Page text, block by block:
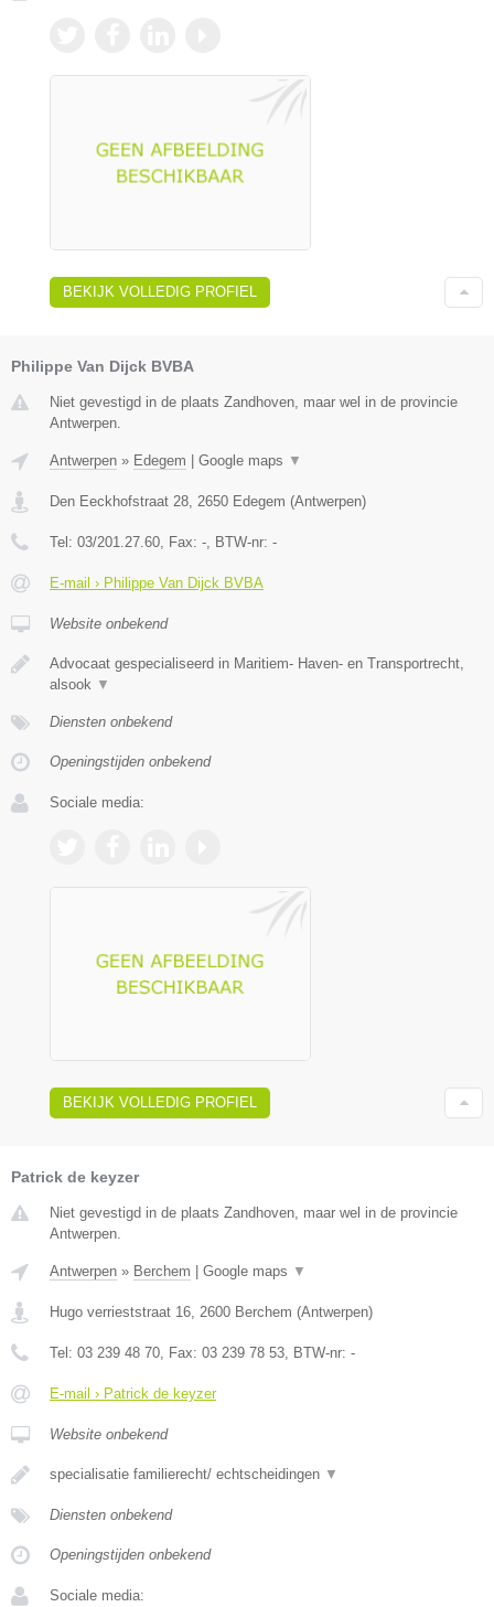
BEKIJK VOLLEDIG PROFIEL
Philippe Van Dijck BVBA
Niet gevestigd in de plaats Zandhoven, maar wel in de provincie
Antwerpen.
Antwerpen » Edegem | Google maps ▼
Den Eeckhofstraat 28 2650 Edegem (Antwerpen)
Tel: 03/201.27.60 , Fax: - , BTW-nr: -
E-mail › Philippe Van Dijck BVBA
Website onbekend
Advocaat gespecialiseerd in Maritiem- Haven- en Transportrecht,
alsook ▼
Diensten onbekend
Openingstijden onbekend
Sociale media:
BEKIJK VOLLEDIG PROFIEL
Patrick de keyzer
Niet gevestigd in de plaats Zandhoven, maar wel in de provincie
Antwerpen.
Antwerpen » Berchem Google maps ▼
Hugo verrieststraat 16, 2600 Berchem (Antwerpen)
Tel: 03 239 48 70, Fax: 03 239 78 53, BTW-nr: -
E-mail › Patrick de keyzer
Website onbekend
specialisatie familierecht/ echtscheidingen ▼
Diensten onbekend
Openingstijden onbekend
Sociale media: